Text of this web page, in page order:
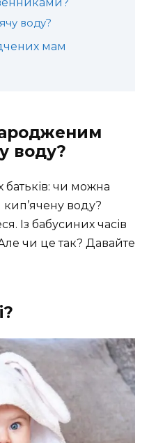
воду?
мам
воду?
чи можна
воду?
Із бабусиних часів
чи це так? Давайте